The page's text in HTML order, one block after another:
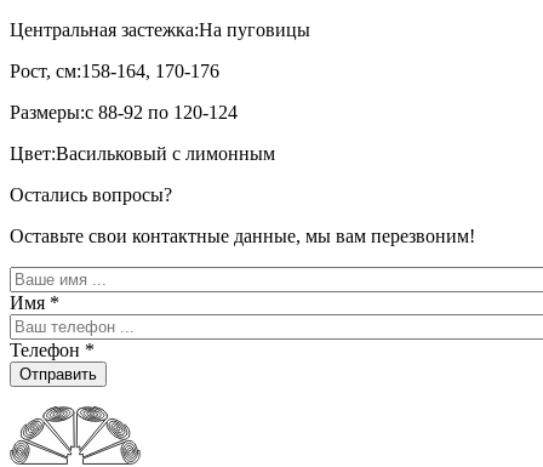
Центральная застежка:На пуговицы
Рост, см:158-164, 170-176
Размеры:с 88-92 по 120-124
Цвет:Васильковый с лимонным
Остались вопросы?
Оставьте свои контактные данные, мы вам перезвоним!
Имя *
Телефон *
Отправить